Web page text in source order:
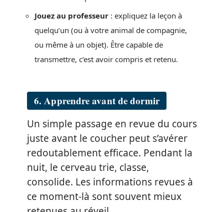
Jouez au professeur : expliquez la leçon à
quelqu’un (ou à votre animal de compagnie,
ou même à un objet). Être capable de
transmettre, c’est avoir compris et retenu.
6. Apprendre avant de dormir
Un simple passage en revue du cours
juste avant le coucher peut s’avérer
redoutablement efficace. Pendant la
nuit, le cerveau trie, classe,
consolide. Les informations revues à
ce moment-là sont souvent mieux